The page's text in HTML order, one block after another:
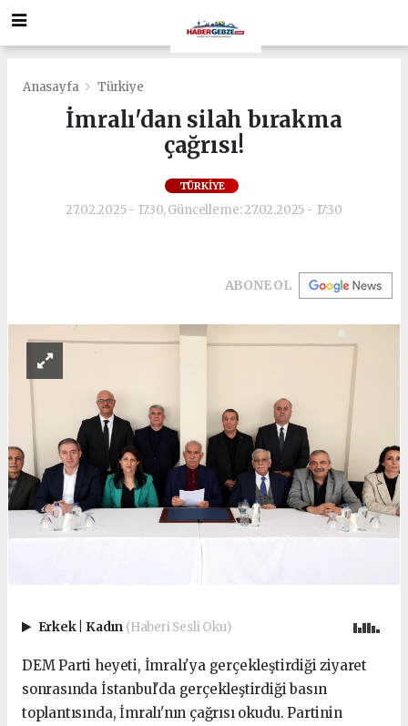
Anasayfa Türkiye
İmralı'dan silah bırakma
çağrısı!
TÜRKIYE
27.02.2025 - 17:30, Güncelleme: 27.02.2025 - 17:30
ABONE OL
Erkek Kadın (Haberi Sesli Oku)
DEM Parti heyeti, İmralı'ya gerçekleştirdiği ziyaret
sonrasında İstanbul'da gerçekleştirdiği basın
toplantısında, İmralı'nın çağrısı okudu. Partinin